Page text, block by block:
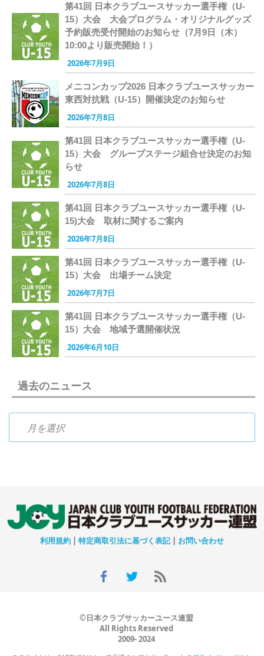
第41回 日本クラブユースサッカー選手権（U-
15）大会 大会プログラム・オリジナルグッズ
予約販売受付開始のお知らせ（7月9日（木）
10:00より販売開始！）
2026年7月9日
メニコンカップ2026 日本クラブユースサッカー
東西対抗戦（U-15）開催決定のお知らせ
2026年7月8日
第41回 日本クラブユースサッカー選手権（U-
15）大会 グループステージ組合せ決定のお知
らせ
2026年7月8日
第41回 日本クラブユースサッカー選手権（U-
15)大会 取材に関するご案内
2026年7月8日
第41回 日本クラブユースサッカー選手権（U-
15）大会 出場チーム決定
2026年7月7日
第41回 日本クラブユースサッカー選手権（U-
15）大会 地域予選開催状況
2026年6月10日
過去のニュース
利用規約 | 特定商取引法に基づく表記| お問い合わせ
©日本クラブサッカーユース連盟
All Rights Reserved
2009- 2024